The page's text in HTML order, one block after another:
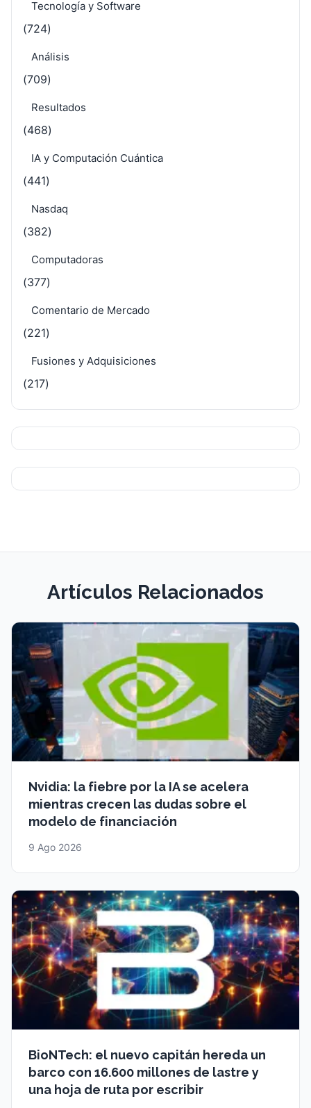
Tecnología y Software
(724)
Análisis
(709)
Resultados
(468)
IA y Computación Cuántica
(441)
Nasdaq
(382)
Computadoras
(377)
Comentario de Mercado
(221)
Fusiones y Adquisiciones
(217)
Artículos Relacionados
Nvidia: la fiebre por la IA se acelera
mientras crecen las dudas sobre el
modelo de financiación
9 Ago 2026
BioNTech: el nuevo capitán hereda un
barco con 16.600 millones de lastre y
una hoja de ruta por escribir